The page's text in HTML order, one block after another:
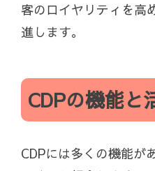
客のロイヤリティを高
進します。
CDPの機能と
CDPには多くの機能が